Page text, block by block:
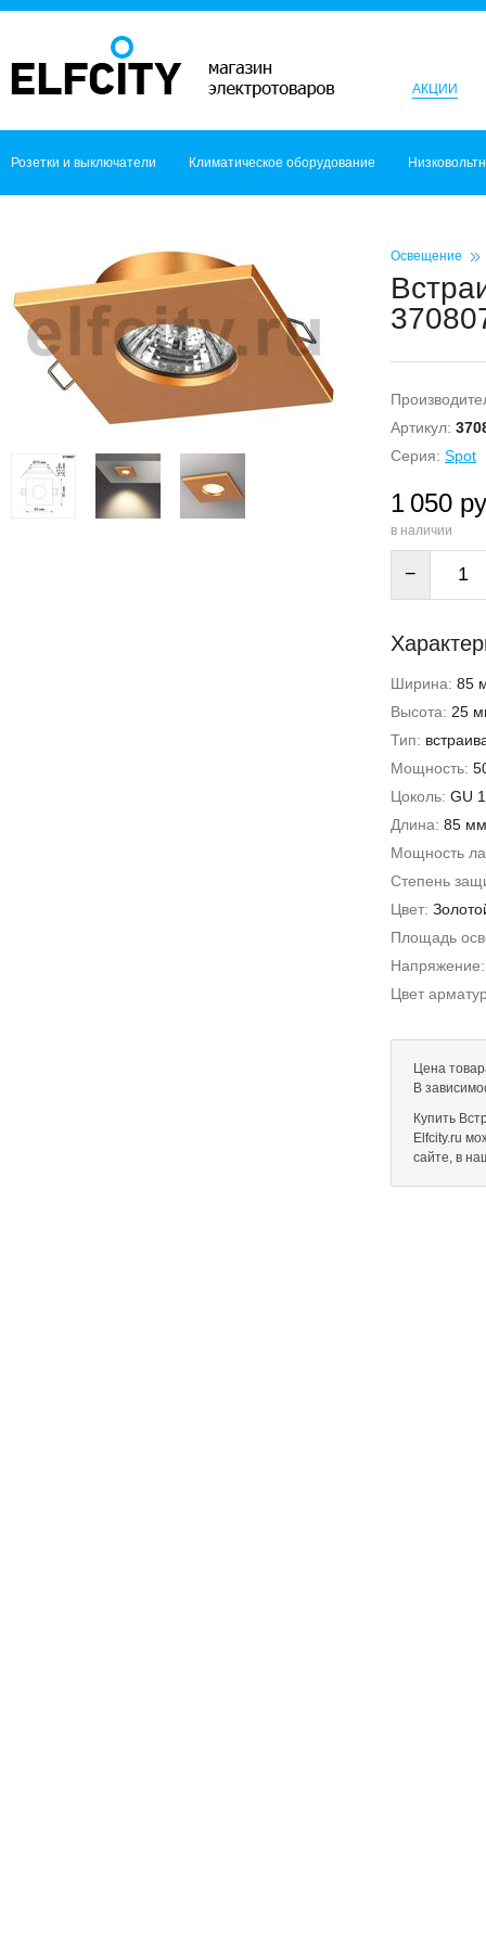
АКЦИИ
Розетки и выключатели Климатическое оборудование
Освещение
Артикул:
Серия: Spot
1 050
в наличии
−
Ширина: 85
Высота: 25
Тип:
Мощность:
Цоколь: GU
Длина: 85 мм
Мощность
Степень
Цвет:
Площадь
Цвет
Цена
В
Купить
Elfcity.ru
сайте, в